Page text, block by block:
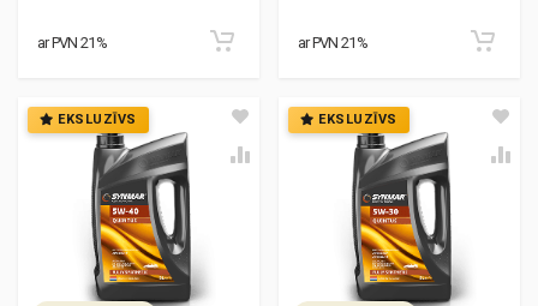
ar PVN 21% ar PVN 21%
EKSLUZĪVS EKSLUZĪVS